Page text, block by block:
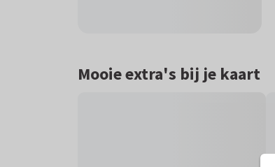
Mooie extra's bij je kaart